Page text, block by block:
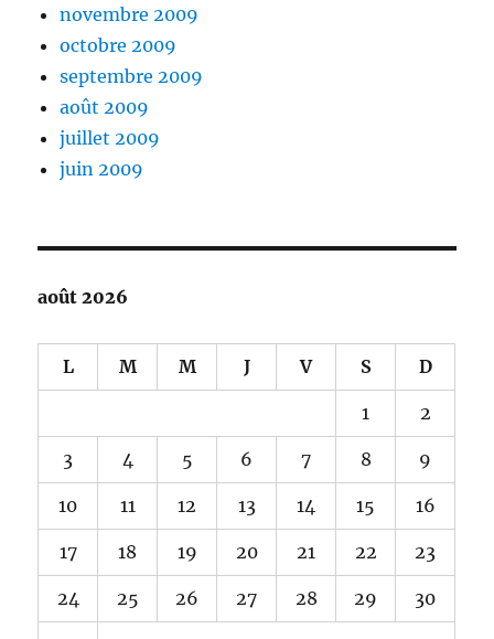
novembre 2009
octobre 2009
septembre 2009
août 2009
juillet 2009
juin 2009
août 2026
L M M J V S D
1 2
3 4 5 6 7 8 9
10 11 12 13 14 15 16
17 18 19 20 21 22 23
24 25 26 27 28 29 30